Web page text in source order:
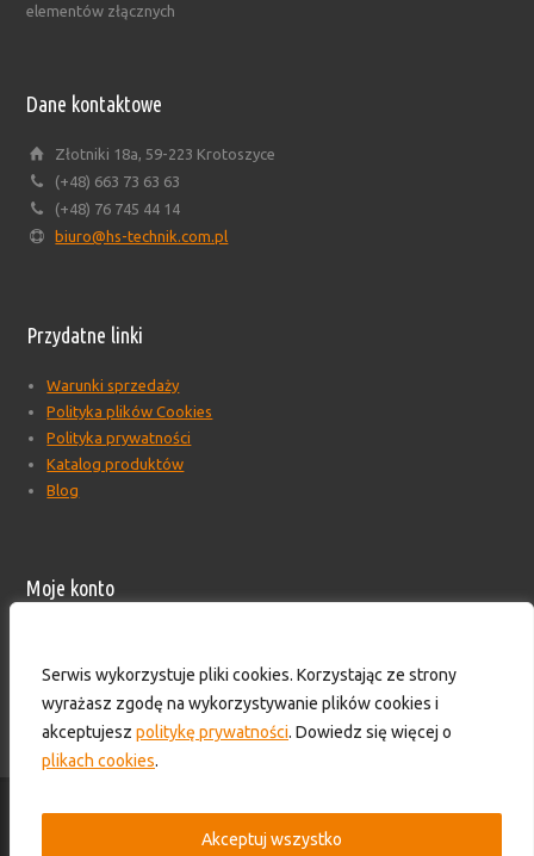
Serwis wykorzystuje pliki cookies. Korzystając ze strony
wyrażasz zgodę na wykorzystywanie plików cookies i
akceptujesz politykę prywatności. Dowiedz się więcej o
plikach cookies.
Akceptuj wszystko
elementów złącznych
Dane kontaktowe
Złotniki 18a, 59-223 Krotoszyce
(+48) 663 73 63 63
(+48) 76 745 44 14
biuro@hs-technik.com.pl
Przydatne linki
Warunki sprzedaży
Polityka plików Cookies
Polityka prywatności
Katalog produktów
Blog
Moje konto
Formularz wyceny produktów
Skontaktuj się z nami!
© 2016-2025 - HS TECHNIK - Zaopatrzenie przemysłu. Wszelkie prawa
zastrzeżone.